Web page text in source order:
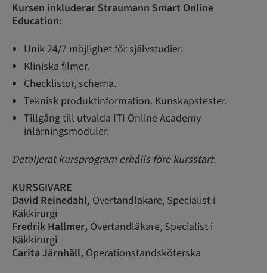
Kursen inkluderar Straumann Smart Online
Education:
Unik 24/7 möjlighet för självstudier.
Kliniska filmer.
Checklistor, schema.
Teknisk produktinformation. Kunskapstester.
Tillgång till utvalda ITI Online Academy
inlärningsmoduler.
Detaljerat kursprogram erhålls före kursstart.
KURSGIVARE
David Reinedahl, Övertandläkare, Specialist i
Käkkirurgi
Fredrik Hallmer, Övertandläkare, Specialist i
Käkkirurgi
Carita Järnhäll, Operationstandsköterska